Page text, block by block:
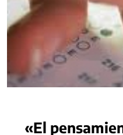
«El